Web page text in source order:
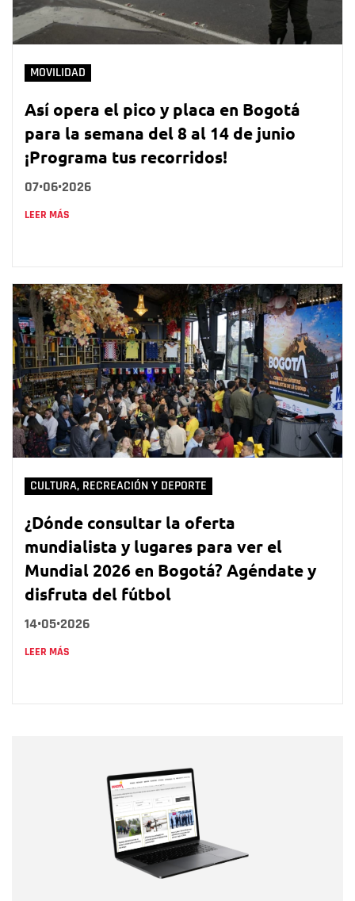
MOVILIDAD
Así opera el pico y placa en Bogotá
para la semana del 8 al 14 de junio
¡Programa tus recorridos!
07•06•2026
LEER MÁS
CULTURA, RECREACIÓN Y DEPORTE
¿Dónde consultar la oferta
mundialista y lugares para ver el
Mundial 2026 en Bogotá? Agéndate y
disfruta del fútbol
14•05•2026
LEER MÁS
Correo electrónico
Tipo de comentario